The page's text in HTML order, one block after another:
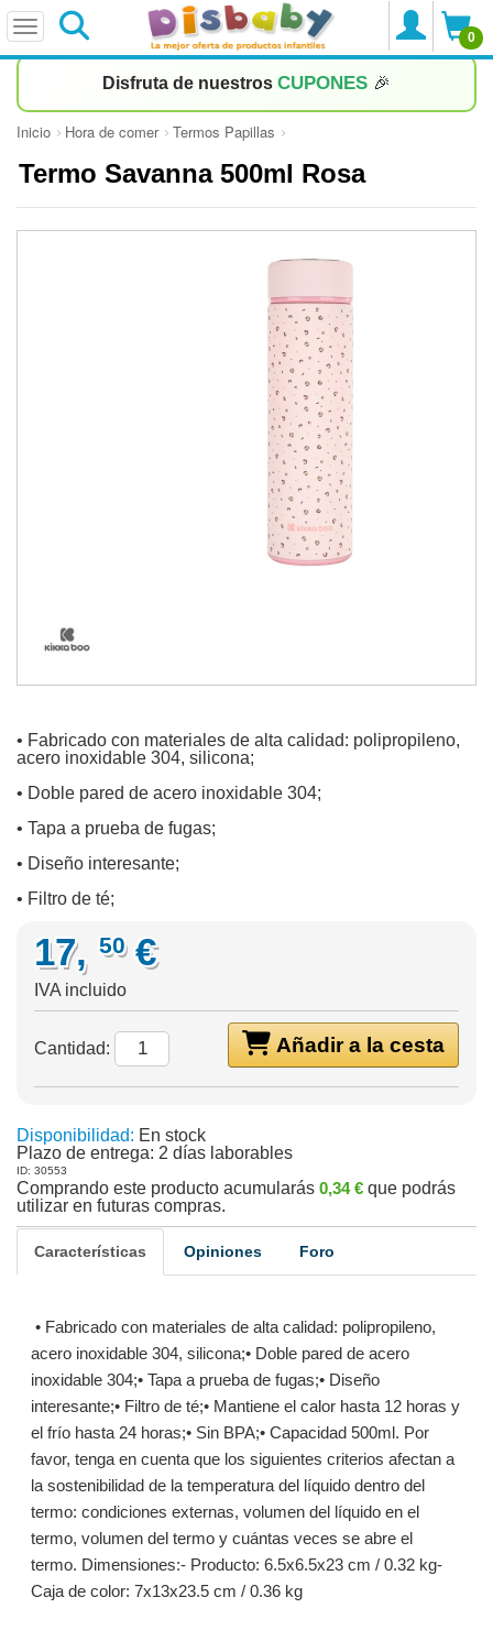
0
Disfruta de nuestros CUPONES 🎉
Inicio Hora de comer Termos Papillas
Termo Savanna 500ml Rosa
• Fabricado con materiales de alta calidad: polipropileno,
acero inoxidable 304, silicona;
• Doble pared de acero inoxidable 304;
• Tapa a prueba de fugas;
• Diseño interesante;
• Filtro de té;
17, 50 €
IVA incluido
Añadir a la cesta
Cantidad:
Disponibilidad: En stock
Plazo de entrega: 2 días laborables
ID: 30553
Comprando este producto acumularás 0,34 € que podrás
utilizar en futuras compras.
Características Opiniones Foro
• Fabricado con materiales de alta calidad: polipropileno,
acero inoxidable 304, silicona;• Doble pared de acero
inoxidable 304;• Tapa a prueba de fugas;• Diseño
interesante;• Filtro de té;• Mantiene el calor hasta 12 horas y
el frío hasta 24 horas;• Sin BPA;• Capacidad 500ml. Por
favor, tenga en cuenta que los siguientes criterios afectan a
la sostenibilidad de la temperatura del líquido dentro del
termo: condiciones externas, volumen del líquido en el
termo, volumen del termo y cuántas veces se abre el
termo. Dimensionеs:- Producto: 6.5x6.5x23 cm / 0.32 kg-
Caja de color: 7x13x23.5 cm / 0.36 kg